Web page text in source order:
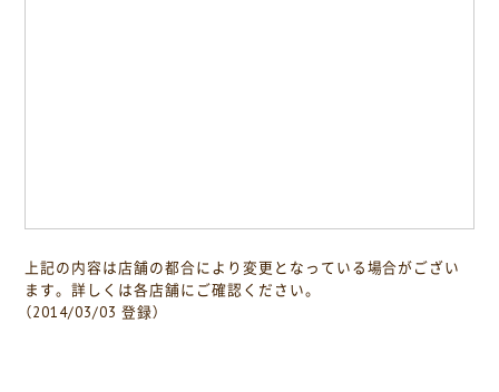
上記の内容は店舗の都合により変更となっている場合がござい
ます。詳しくは各店舗にご確認ください。
（2014/03/03 登録）